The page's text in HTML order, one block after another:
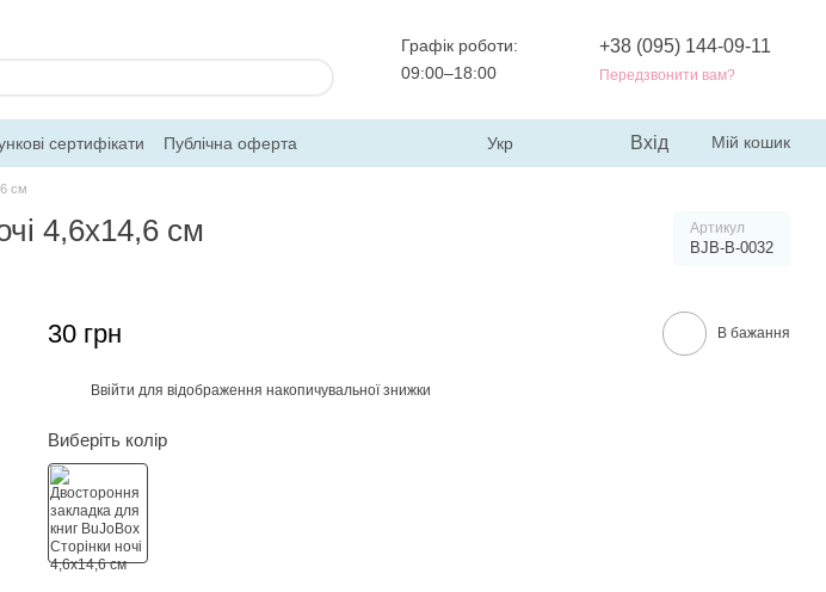
Графік роботи:
09:00–18:00
+38 (095) 144-09-11
Передзвонити вам?
сертифікати
Публічна оферта
Укр Вхід Мій кошик
см
4,6х14,6 см Артикул
BJB-B-0032
30 грн В бажання
Ввійти для відображення накопичувальної знижки
Виберіть колір